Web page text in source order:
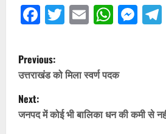
Facebook
Twitter
Email
P
o
s
Previous:
उत्तराखंड को मिला स्वर्ण पदक
Next:
जनपद में कोई भी बालिका धन की कमी से